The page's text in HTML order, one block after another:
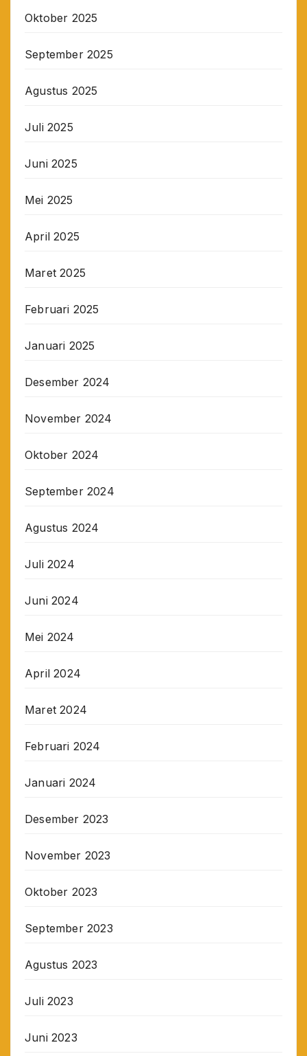
Oktober 2025
September 2025
Agustus 2025
Juli 2025
Juni 2025
Mei 2025
April 2025
Maret 2025
Februari 2025
Januari 2025
Desember 2024
November 2024
Oktober 2024
September 2024
Agustus 2024
Juli 2024
Juni 2024
Mei 2024
April 2024
Maret 2024
Februari 2024
Januari 2024
Desember 2023
November 2023
Oktober 2023
September 2023
Agustus 2023
Juli 2023
Juni 2023